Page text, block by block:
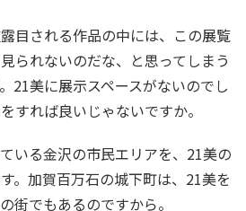
目される作品の中には、この展覧
られないのだな、と思ってしまう
21美に展示スペースがないのでし
すれば良いじゃないですか。
いる金沢の市民エリアを、21美の
。加賀百万石の城下町は、21美を
街でもあるのですから。